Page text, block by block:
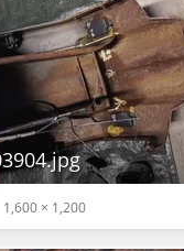
1,600 × 1,200